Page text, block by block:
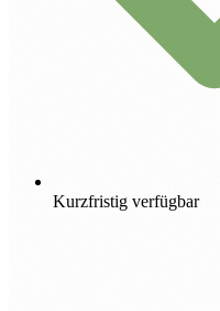
Kurzfristig verfügbar